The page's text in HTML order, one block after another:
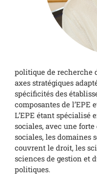
politique de recherche
axes stratégiques
spécificités des
composantes de l’EPE
L’EPE étant spécialisé
sociales, avec une
sociales, les domaines
couvrent le droit, les
sciences de gestion et
politiques.